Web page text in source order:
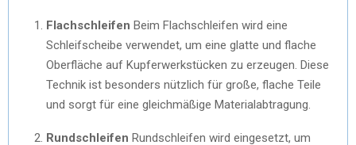
Flachschleifen Beim Flachschleifen wird eine
Schleifscheibe verwendet, um eine glatte und flache
Oberfläche auf Kupferwerkstücken zu erzeugen. Diese
Technik ist besonders nützlich für große, flache Teile
und sorgt für eine gleichmäßige Materialabtragung.
Rundschleifen Rundschleifen wird eingesetzt, um